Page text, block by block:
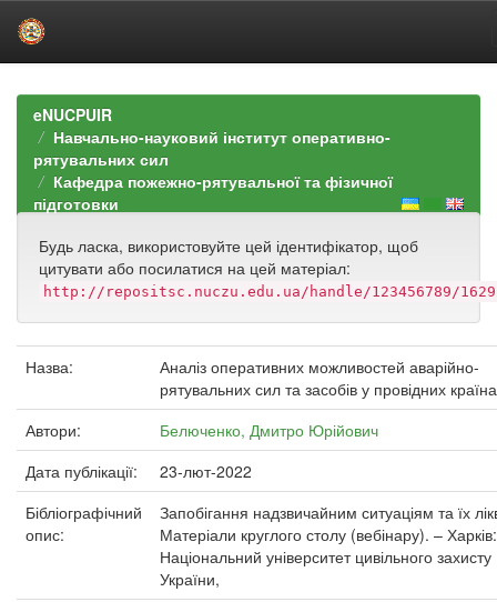
navigationeNUCPUIR
Навчально-науковий інститут оперативно-
рятувальних сил
Кафедра пожежно-рятувальної та фізичної
підготовки
Будь ласка, використовуйте цей ідентифікатор, щоб
цитувати або посилатися на цей матеріал:
http://repositsc.nuczu.edu.ua/handle/123456789/
Назва:
Аналіз оперативних можливостей аварійно-
рятувальних сил та засобів у провідних
Автори:
Белюченко, Дмитро Юрійович
Дата публікації:
23-лют-2022
Бібліографічний
опис:
Запобігання надзвичайним ситуаціям та їх
Матеріали круглого столу (вебінару). – Харків:
Національний університет цивільного захисту
України,